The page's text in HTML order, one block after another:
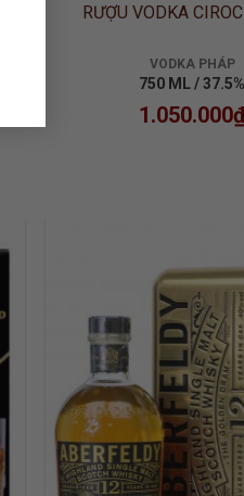
RƯỢU VODKA
VODKA PHÁP
750 ML / 37.5%
1.050.000